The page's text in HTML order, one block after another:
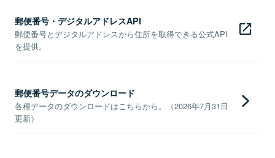
郵便番号・デジタルアドレスAPI
郵便番号とデジタルアドレスから住所を取得できる公式API
を提供。
郵便番号データのダウンロード
各種データのダウンロードはこちらから。（2026年7月31日
更新）